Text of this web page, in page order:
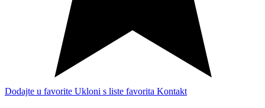
Dodajte u favorite Ukloni s liste favorita Kontakt